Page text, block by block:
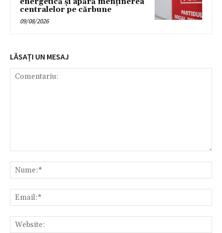
centralelor pe cărbune
09/08/2026
LĂSAȚI UN MESAJ